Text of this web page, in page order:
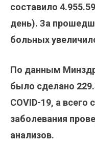
составило
день). За
больных
По данным
было сделано
COVID-19, а
заболевания
анализов.